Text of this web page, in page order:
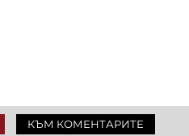
КЪМ КОМЕНТАРИТЕ